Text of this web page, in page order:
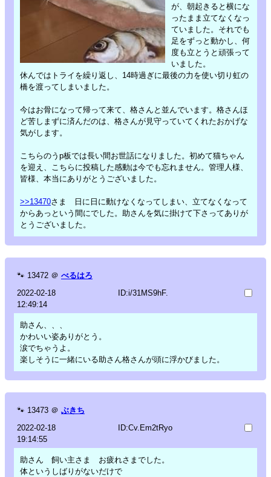
が、朝起きると横にな
ったまま立てなくなっ
ていました。それでも
足をずっと動かし、何
度も立とうと頑張って
いました。
休んではトライを繰り返し、14時過ぎに最後の力を使い切り虹の
橋を渡ってしまいました。
今はお骨になって帰って来て、格さんと並んでいます。格さんほ
ど苦しまずに済んだのは、格さんが見守っていてくれたおかげな
気がします。
こちらのうp板では長い間お世話になりました。初めて猫ちゃん
を迎え、こちらに投稿した感動は今でも忘れません。管理人様、
皆様、本当にありがとうございました。
>>13470さま 日に日に動けなくなってしまい、立てなくなって
からあっという間にでした。助さんを気に掛けて下さってありが
とうございました。
🐾 13472 ＠ べるはろ
2022-02-18
12:49:14
ID:i/31MS9hF.
助さん、、、
かわいい姿ありがとう。
涙でちゃうよ。
楽しそうに一緒にいる助さん格さんが頭に浮かびました。
🐾 13473 ＠ ぶきち
2022-02-18
19:14:55
ID:Cv.Em2tRyo
助さん 飼い主さま お疲れさまでした。
体というしばりがないだけで